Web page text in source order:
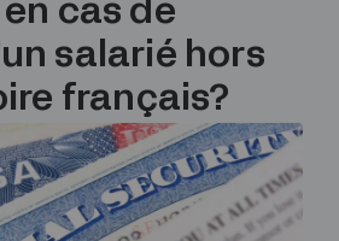
cas de
salarié hors
français?